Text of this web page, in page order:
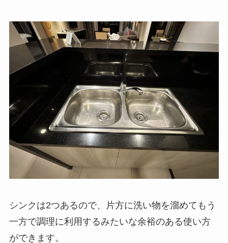
シンクは2つあるので、片方に洗い物を溜めてもう
一方で調理に利用するみたいな余裕のある使い方
ができます。